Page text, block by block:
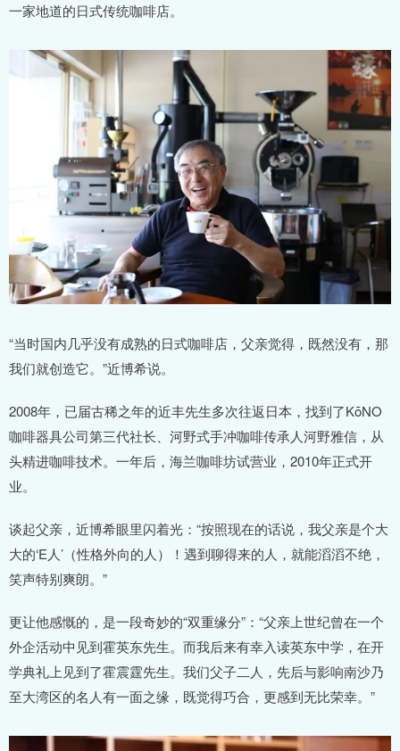
一家地道的日式传统咖啡店。
“当时国内几乎没有成熟的日式咖啡店，父亲觉得，既然没有，那
我们就创造它。”近博希说。
2008年，已届古稀之年的近丰先生多次往返日本，找到了KōNO
咖啡器具公司第三代社长、河野式手冲咖啡传承人河野雅信，从
头精进咖啡技术。一年后，海兰咖啡坊试营业，2010年正式开
业。
谈起父亲，近博希眼里闪着光：“按照现在的话说，我父亲是个大
大的‘E人’（性格外向的人）！遇到聊得来的人，就能滔滔不绝，
笑声特别爽朗。”
更让他感慨的，是一段奇妙的“双重缘分”：“父亲上世纪曾在一个
外企活动中见到霍英东先生。而我后来有幸入读英东中学，在开
学典礼上见到了霍震霆先生。我们父子二人，先后与影响南沙乃
至大湾区的名人有一面之缘，既觉得巧合，更感到无比荣幸。”